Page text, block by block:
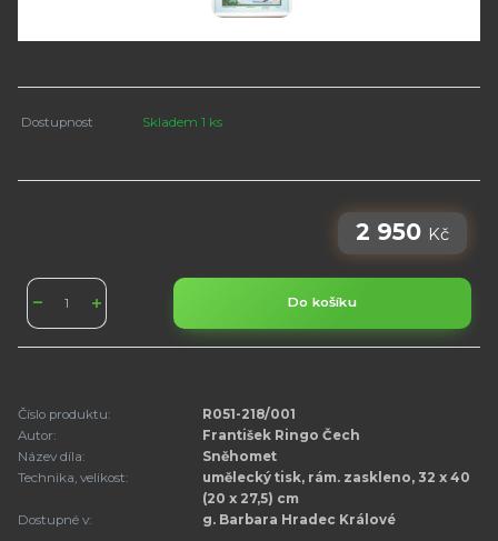
Dostupnost Skladem 1 ks
2 950 Kč
Do košíku
Číslo produktu:
R051-218/001
Autor:
František Ringo Čech
Název díla:
Sněhomet
Technika, velikost:
umělecký tisk, rám. zaskleno, 32 x 40
(20 x 27,5) cm
Dostupné v:
g. Barbara Hradec Králové